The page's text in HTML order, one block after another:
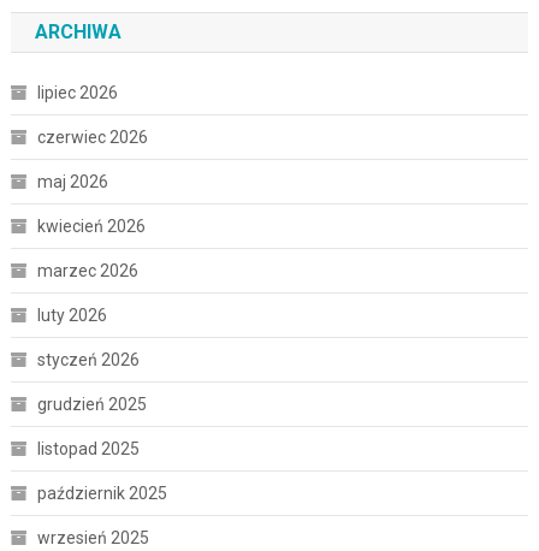
ARCHIWA
lipiec 2026
czerwiec 2026
maj 2026
kwiecień 2026
marzec 2026
luty 2026
styczeń 2026
grudzień 2025
listopad 2025
październik 2025
wrzesień 2025